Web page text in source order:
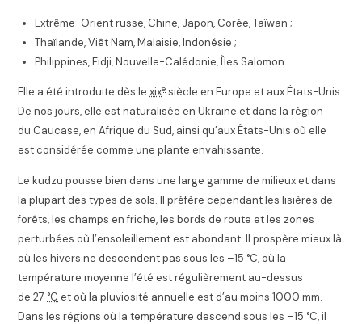
Extrême-Orient russe, Chine, Japon, Corée, Taïwan ;
Thaïlande, Viêt Nam, Malaisie, Indonésie ;
Philippines, Fidji, Nouvelle-Calédonie, Îles Salomon.
Elle a été introduite dès lexixe siècle en Europe et aux États-Unis.
De nos jours, elle est naturalisée en Ukraine et dans la région
du Caucase, en Afrique du Sud, ainsi qu’aux États-Unis où elle
est considérée comme une plante envahissante.
Le kudzu pousse bien dans une large gamme de milieux et dans
la plupart des types de sols. Il préfère cependant les lisières de
forêts, les champs en friche, les bords de route et les zones
perturbées où l’ensoleillement est abondant. Il prospère mieux là
où les hivers ne descendent pas sous les –15 °C, où la
température moyenne l’été est régulièrement au-dessus
de27 °C et où la pluviosité annuelle est d’au moins 1000 mm.
Dans les régions où la température descend sous les –15 °C, il